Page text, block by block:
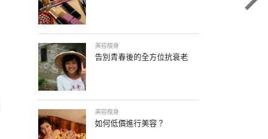
美容瘦身
告別青春後的全方位抗衰老
美容瘦身
如何低價進行美容？